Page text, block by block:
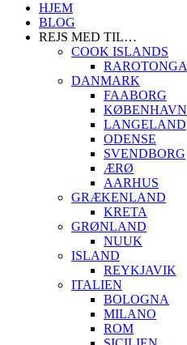
HJEM
BLOG
REJS MED TIL…
COOK ISLANDS
RAROTONGA
DANMARK
FAABORG
KØBENHAVN
LANGELAND
ODENSE
SVENDBORG
ÆRØ
AARHUS
GRÆKENLAND
KRETA
GRØNLAND
NUUK
ISLAND
REYKJAVIK
ITALIEN
BOLOGNA
MILANO
ROM